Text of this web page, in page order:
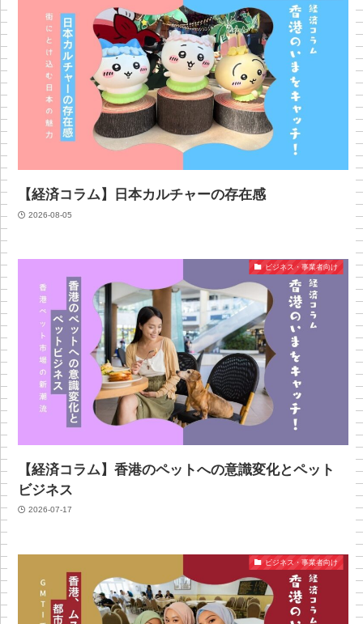
【経済コラム】日本カルチャーの存在感
2026-08-05
ビジネス・事業者向け
【経済コラム】香港のペットへの意識変化とペット
ビジネス
2026-07-17
ビジネス・事業者向け